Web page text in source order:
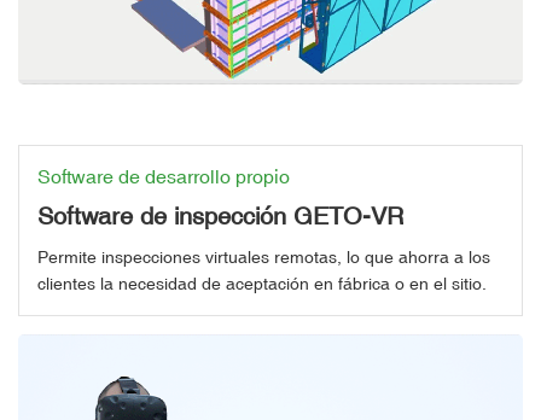
Software de inspección GETO-VR
Software de desarrollo propio
Permite inspecciones virtuales remotas, lo que ahorra a los
clientes la necesidad de aceptación en fábrica o en el sitio.